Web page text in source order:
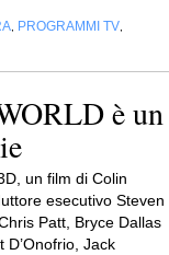
PROGRAMMI TV
è un
un film di Colin
esecutivo Steven
Patt, Bryce Dallas
D’Onofrio, Jack